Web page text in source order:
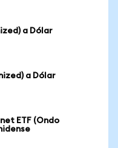
a Dólar
a Dólar
ETF (Ondo